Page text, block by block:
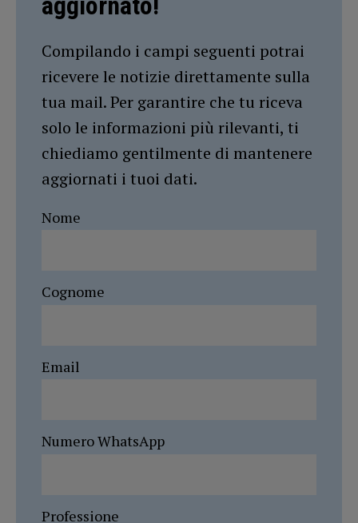
Compilando i campi seguenti potrai
ricevere le notizie direttamente sulla
tua mail. Per garantire che tu riceva
solo le informazioni più rilevanti, ti
chiediamo gentilmente di mantenere
aggiornati i tuoi dati.
Nome
Cognome
Email
Numero WhatsApp
Professione